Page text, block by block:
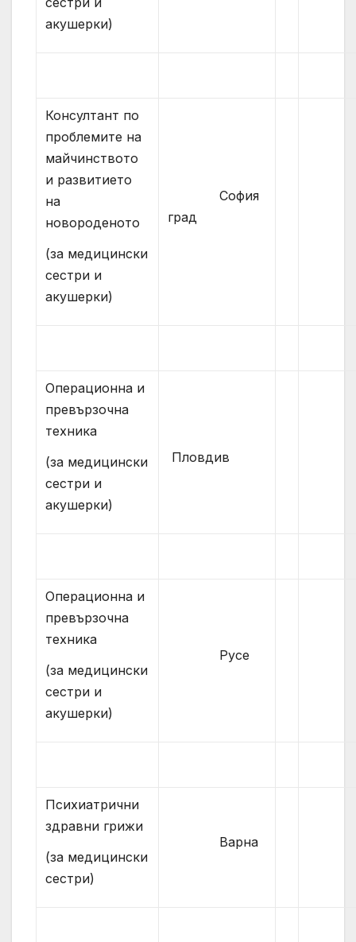
акушерки)
Консултант по
проблемите на
майчинството
и развитието
на
новороденото
(за медицински
сестри и
акушерки)
София
град
Операционна и
превързочна
техника
(за медицински
сестри и
акушерки)
Пловдив
Операционна и
превързочна
техника
(за медицински
сестри и
акушерки)
Русе
Психиатрични
здравни грижи
(за медицински
сестри)
Варна